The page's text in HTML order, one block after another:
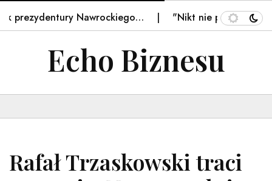
Nawrockiego… "Nikt nie pyta, ile masz
Echo Biznesu
Rafał Trzaskowski traci